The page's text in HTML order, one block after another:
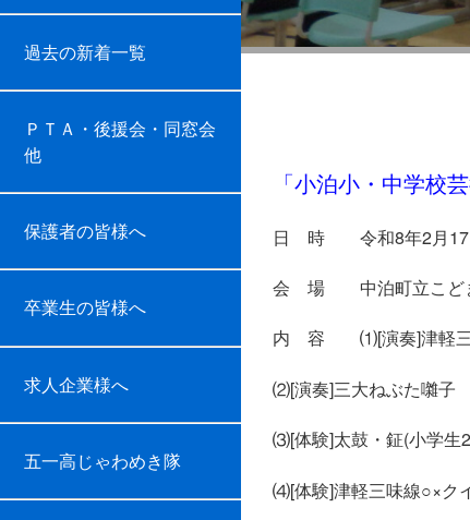
過去の新着一覧
ＰＴＡ・後援会・同窓会
他
保護者の皆様へ
卒業生の皆様へ
求人企業様へ
五一高じゃわめき隊
三味
「小泊小・中学校
日 時 令和8年2月17
会 場 中泊町立こど
内 容 ⑴[演奏]津軽三
⑵[演奏]三大ねぶた囃子
⑶[体験]太鼓・鉦(小学生
⑷[体験]津軽三味線○×ク